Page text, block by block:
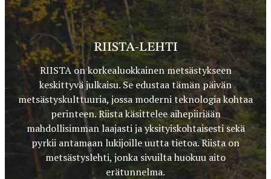
RIISTA-LEHTI
RIISTA on korkealuokkainen metsästykseen
keskittyvä julkaisu. Se edustaa tämän päivän
metsästyskulttuuria, jossa moderni teknologia kohtaa
perinteen. Riista käsittelee aihepiiriään
mahdollisimman laajasti ja yksityiskohtaisesti sekä
pyrkii antamaan lukijoille uutta tietoa. Riista on
metsästyslehti, jonka sivuilta huokuu aito
erätunnelma.